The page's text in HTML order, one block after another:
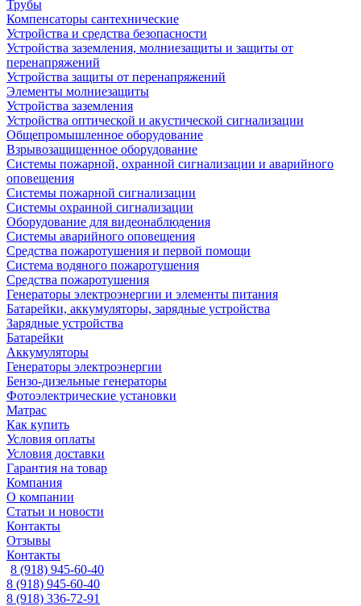
Трубы
Компенсаторы сантехнические
Устройства и средства безопасности
Устройства заземления, молниезащиты и защиты от
перенапряжений
Устройства защиты от перенапряжений
Элементы молниезащиты
Устройства заземления
Устройства оптической и акустической сигнализации
Общепромышленное оборудование
Взрывозащищенное оборудование
Системы пожарной, охранной сигнализации и аварийного
оповещения
Системы пожарной сигнализации
Системы охранной сигнализации
Оборудование для видеонаблюдения
Системы аварийного оповещения
Средства пожаротушения и первой помощи
Система водяного пожаротушения
Средства пожаротушения
Генераторы электроэнергии и элементы питания
Батарейки, аккумуляторы, зарядные устройства
Зарядные устройства
Батарейки
Аккумуляторы
Генераторы электроэнергии
Бензо-дизельные генераторы
Фотоэлектрические установки
Матрас
Как купить
Условия оплаты
Условия доставки
Гарантия на товар
Компания
О компании
Статьи и новости
Контакты
Отзывы
Контакты
8 (918) 945-60-40
8 (918) 945-60-40
8 (918) 336-72-91